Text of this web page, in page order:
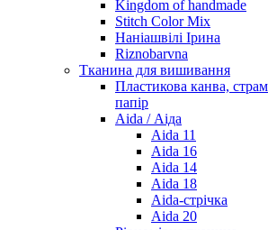
Kingdom of handmade
Stitch Color Mix
Наніашвілі Ірина
Riznobarvna
Тканина для вишивання
Пластикова канва,
папір
Aida / Аіда
Aida 11
Aida 16
Aida 14
Aida 18
Aida-стрічка
Aida 20